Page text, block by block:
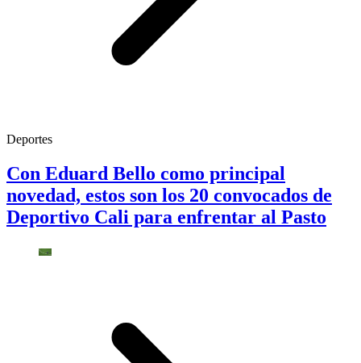
Deportes
Con Eduard Bello como principal
novedad, estos son los 20 convocados de
Deportivo Cali para enfrentar al Pasto